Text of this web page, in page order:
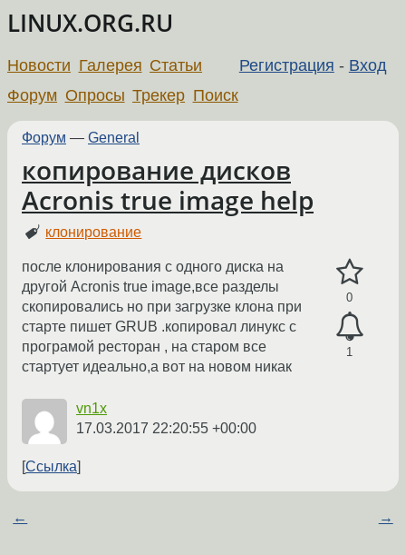
LINUX.ORG.RU
Регистрация - Вход
Новости Галерея Статьи
Форум Опросы Трекер Поиск
Форум — General
копирование дисков
Acronis true image help
клонирование
0
1
после клонирования с одного диска на
другой Acronis true image,все разделы
скопировались но при загрузке клона при
старте пишет GRUB .копировал линукс с
програмой ресторан , на старом все
стартует идеально,а вот на новом никак
vn1x
17.03.2017 22:20:55 +00:00
Ссылка
← →